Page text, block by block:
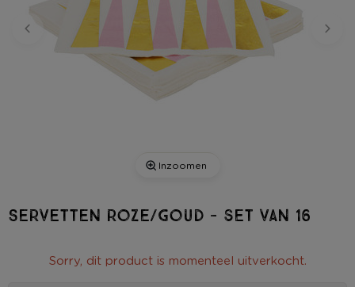
Inzoomen
Servetten roze/goud - set van 16
Sorry, dit product is momenteel uitverkocht.